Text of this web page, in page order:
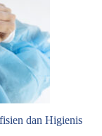
dan Higienis